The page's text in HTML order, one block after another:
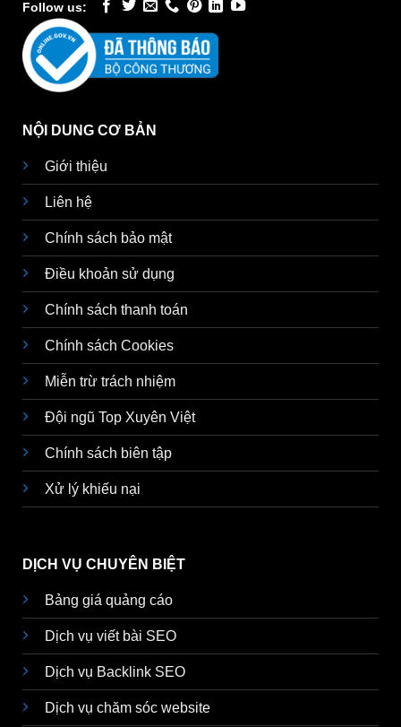
Follow us:
NỘI DUNG CƠ BẢN
Giới thiệu
Liên hệ
Chính sách bảo mật
Điều khoản sử dụng
Chính sách thanh toán
Chính sách Cookies
Miễn trừ trách nhiệm
Đội ngũ Top Xuyên Việt
Chính sách biên tập
Xử lý khiếu nại
DỊCH VỤ CHUYÊN BIỆT
Bảng giá quảng cáo
Dịch vụ viết bài SEO
Dịch vụ Backlink SEO
Dịch vụ chăm sóc website